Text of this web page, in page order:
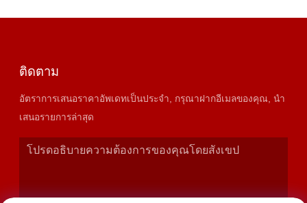
ติดตาม
อัตราการเสนอราคาอัพเดทเป็นประจํา, กรุณาฝากอีเมลของคุณ, นํา
เสนอรายการล่าสุด